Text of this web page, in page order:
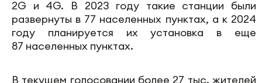
2G и 4G. В 2023 году такие станции были
развернуты в 77 населенных пунктах, а к 2024
году планируется их установка в еще
87 населенных пунктах.
В текущем голосовании более 27 тыс. жителей